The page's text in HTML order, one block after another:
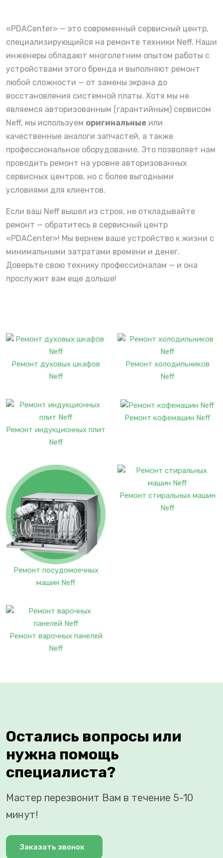
«PDACenter» — это современный сервисный центр,
специализирующийся на ремонте техники Neff. Наши
инженеры обладают многолетним опытом работы с
устройствами этого бренда и выполняют ремонт
любой сложности — от замены экрана до
восстановления системной платы. Хотя мы не
являемся авторизованным (гарантийным) сервисом
Neff, мы используем оригинальные или
качественные аналоги запчастей, а также
профессиональное оборудование. Это позволяет нам
проводить ремонт на уровне авторизованных
сервисных центров, но с более выгодными
условиями для клиентов.
Если ваш Neff вышел из строя, не откладывайте
ремонт — обратитесь в сервисный центр
«PDACenter»! Мы вернем ваше устройство к жизни с
минимальными затратами времени и денег.
Доверьте свою технику профессионалам — и она
прослужит вам еще дольше!
Ремонт духовых шкафов
Neff
Ремонт холодильников
Neff
Ремонт индукционных плит
Neff
Ремонт кофемашин Neff
Ремонт посудомоечных
машин Neff
Ремонт стиральных машин
Neff
Ремонт варочных панелей
Neff
Остались вопросы или
нужна помощь
специалиста?
Мастер перезвонит Вам в течение 5-10
минут!
Заказать звонок